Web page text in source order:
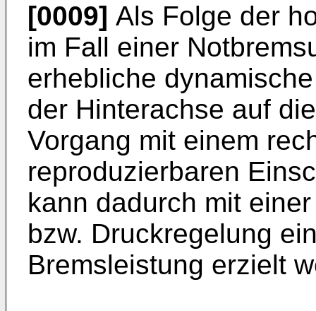
[0009] Als Folge der
im Fall einer
erhebliche
der Hinterachse auf
Vorgang mit einem
reproduzierbaren
kann dadurch mit
bzw. Druckregelung
Bremsleistung erzielt